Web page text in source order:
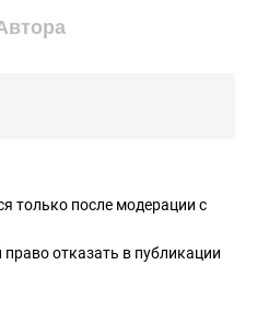
только после модерации с
отказать в публикации